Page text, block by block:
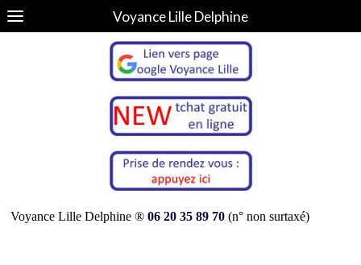
Voyance Lille Delphine
Voyance Lille Delphine ® 06 20 35 89 70 (n° non surtaxé)